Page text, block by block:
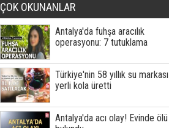
ÇOK OKUNANLAR
Antalya'da fuhşa aracılık
operasyonu: 7 tutuklama
Türkiye'nin 58 yıllık su markası
yerli kola üretti
Antalya'da acı olay! Evinde ölü